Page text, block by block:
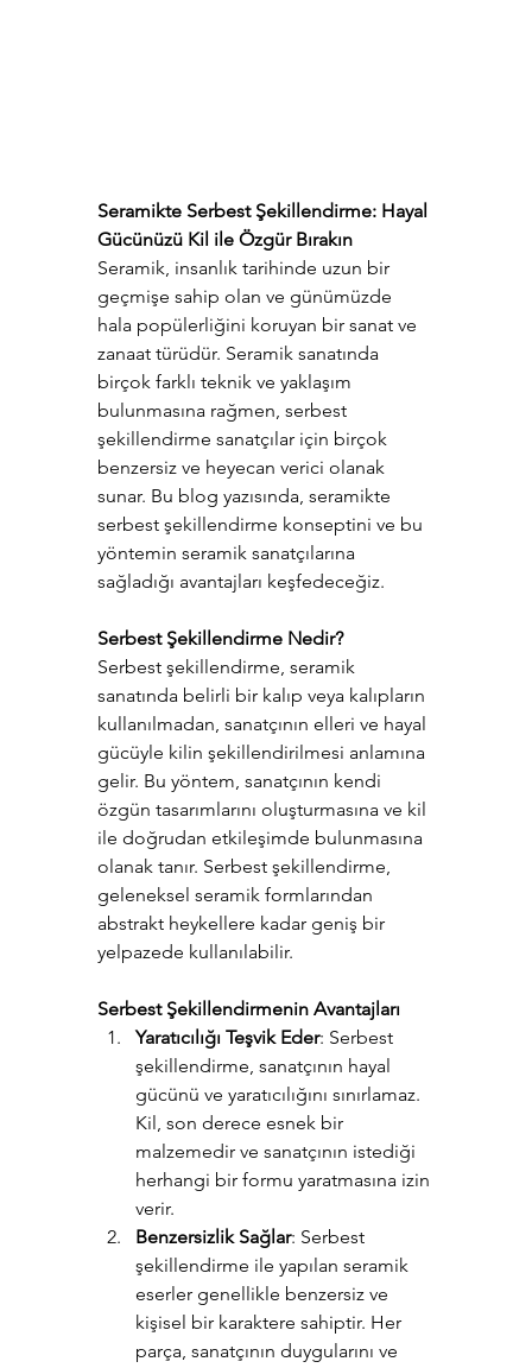
Seramikte Serbest Şekillendirme: Hayal
Gücünüzü Kil ile Özgür Bırakın
Seramik, insanlık tarihinde uzun bir
geçmişe sahip olan ve günümüzde
hala popülerliğini koruyan bir sanat ve
zanaat türüdür. Seramik sanatında
birçok farklı teknik ve yaklaşım
bulunmasına rağmen, serbest
şekillendirme sanatçılar için birçok
benzersiz ve heyecan verici olanak
sunar. Bu blog yazısında, seramikte
serbest şekillendirme konseptini ve bu
yöntemin seramik sanatçılarına
sağladığı avantajları keşfedeceğiz.
Serbest Şekillendirme Nedir?
Serbest şekillendirme, seramik
sanatında belirli bir kalıp veya kalıpların
kullanılmadan, sanatçının elleri ve hayal
gücüyle kilin şekillendirilmesi anlamına
gelir. Bu yöntem, sanatçının kendi
özgün tasarımlarını oluşturmasına ve kil
ile doğrudan etkileşimde bulunmasına
olanak tanır. Serbest şekillendirme,
geleneksel seramik formlarından
abstrakt heykellere kadar geniş bir
yelpazede kullanılabilir.
Serbest Şekillendirmenin Avantajları
Yaratıcılığı Teşvik Eder: Serbest
şekillendirme, sanatçının hayal
gücünü ve yaratıcılığını sınırlamaz.
Kil, son derece esnek bir
malzemedir ve sanatçının istediği
herhangi bir formu yaratmasına izin
verir.
Benzersizlik Sağlar: Serbest
şekillendirme ile yapılan seramik
eserler genellikle benzersiz ve
kişisel bir karaktere sahiptir. Her
parça, sanatçının duygularını ve